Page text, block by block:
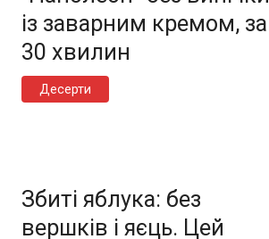
із заварним кремом, за
30 хвилин
Десерти
Збиті яблука: без
вершків і яєць. Цей